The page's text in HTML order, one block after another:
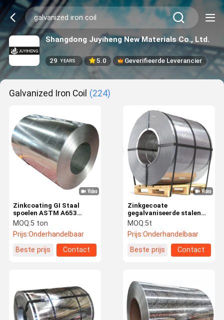
Shangdong Juyiheng New Materials Co., Ltd.
29 YEARS 5.0 Geverifieerde Leverancier
Galvanized Iron Coil (224)
Zinkcoating GI Staal
spoelen ASTM A653
gegalvaniseerde ijzer
spoel SPCC
MOQ:5 ton
Prijs:Onderhandelbaar
Beste prijs
Contact
Zinkgecoate
gegalvaniseerde stalen
spoelen 0,3 mm
gegalvaniseerde
gegalvaniseerde spoel
Dx51d Z250/Z140
MOQ:5t
Prijs:Onderhandelbaar
Beste prijs
Contact